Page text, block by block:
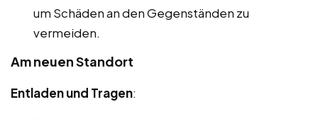
um Schäden an den Gegenständen zu
vermeiden.
Am neuen Standort
Entladen und Tragen: